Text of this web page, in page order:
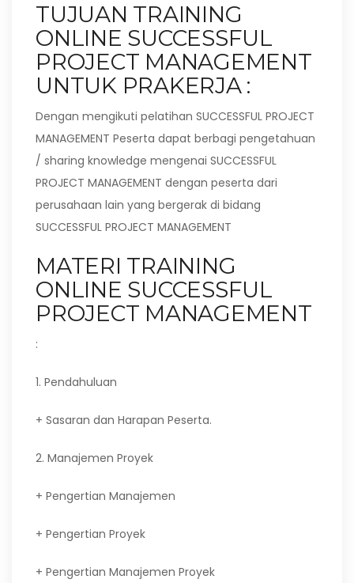
TUJUAN TRAINING
ONLINE SUCCESSFUL
PROJECT MANAGEMENT
UNTUK PRAKERJA :
Dengan mengikuti pelatihan SUCCESSFUL PROJECT
MANAGEMENT Peserta dapat berbagi pengetahuan
/ sharing knowledge mengenai SUCCESSFUL
PROJECT MANAGEMENT dengan peserta dari
perusahaan lain yang bergerak di bidang
SUCCESSFUL PROJECT MANAGEMENT
MATERI TRAINING
ONLINE SUCCESSFUL
PROJECT MANAGEMENT
:
1. Pendahuluan
+ Sasaran dan Harapan Peserta.
2. Manajemen Proyek
+ Pengertian Manajemen
+ Pengertian Proyek
+ Pengertian Manajemen Proyek